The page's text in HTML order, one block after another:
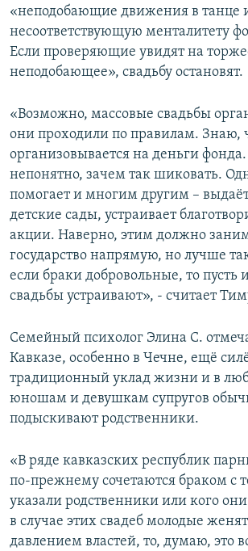
«неподобающие движения в танце
несоответствующую менталитету
Если проверяющие увидят на
неподобающее», свадьбу остановят.
«Возможно, массовые свадьбы
они проходили по правилам. Знаю,
организовывается на деньги
непонятно, зачем так шиковать.
помогает и многим другим –
детские сады, устраивает
акции. Наверно, этим должно
государство напрямую, но лучше
если браки добровольные, то пусть
свадьбы устраивают», - считает
Семейный психолог Элина С.
Кавказе, особенно в Чечне, ещё
традиционный уклад жизни и в
юношам и девушкам супругов
подыскивают родственники.
«В ряде кавказских республик
по-прежнему сочетаются браком с
указали родственники или кого
в случае этих свадеб молодые
давлением властей, то, думаю, это